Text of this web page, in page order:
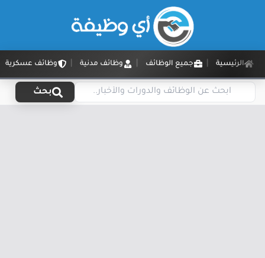
الرئيسية جميع الوظائف وظائف مدنية وظائف عسكرية
بحث